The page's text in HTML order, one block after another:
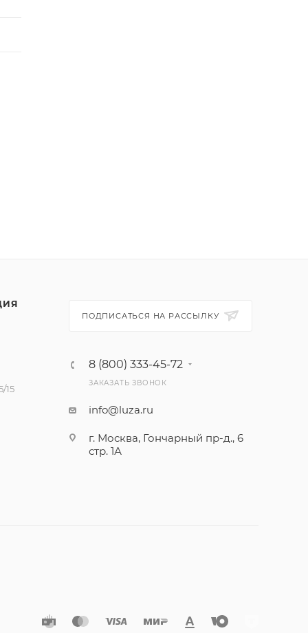
15
ПОДПИСАТЬСЯ НА РАССЫЛКУ
8 (800) 333-45-72
ЗАКАЗАТЬ ЗВОНОК
info@luza.ru
г. Москва, Гончарный пр-д., 6
стр. 1А